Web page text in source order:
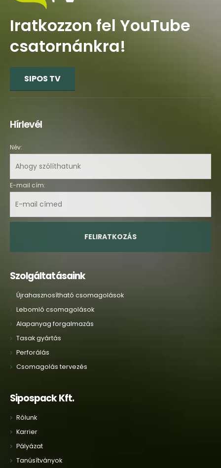
Iratkozzon fel YouTube
csatornánkra!
SIPOS TV
Hírlevél
Név:
E-mail cím:
Szolgáltatásaink
Újrahasznosítható csomagolások
Lebomló csomagolások
Alapanyag forgalmazás
Tasak gyártás
Perforálás
Csomagolás tervezés
Sipospack Kft.
Rólunk
Karrier
Pályázat
Tanúsítványok